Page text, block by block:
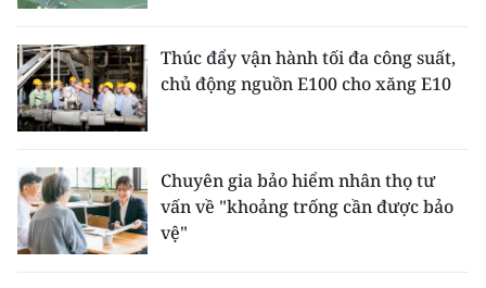
Thúc đẩy vận hành tối đa công suất,
chủ động nguồn E100 cho xăng E10
Chuyên gia bảo hiểm nhân thọ tư
vấn về "khoảng trống cần được bảo
vệ"